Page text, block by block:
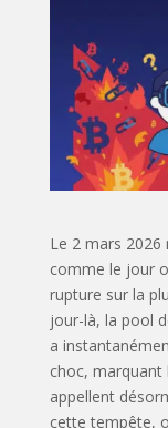
Le 2 mars
comme le jour
rupture sur la
jour-là, la pool
a
choc, marquant
appellent
cette tempête,